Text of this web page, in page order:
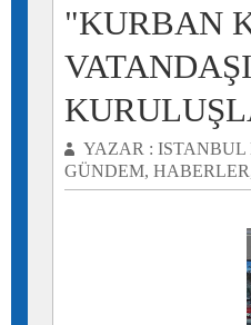
"KURBAN
YAZAR : ISTANBUL
GÜNDEM, HABERLER